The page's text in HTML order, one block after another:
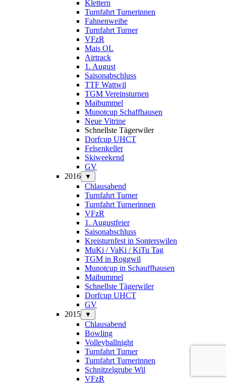
Klettern
Turnfahrt Turnerinnen
Fahnenweihe
Turnfahrt Turner
VFzR
Mais OL
Airtrack
1. August
Saisonabschluss
TTF Wattwil
TGM Vereinsturnen
Maibummel
Munotcup Schaffhausen
Neue Vitrine
Schnellste Tägerwiler
Dorfcup UHCT
Felsenkeller
Skiweekend
GV
2016
▼
Chlausabend
Turnfahrt Turner
Turnfahrt Turnerinnen
VFzR
1. Augustfeier
Saisonabschluss
Kreisturnfest in Sonterswilen
MuKi / VaKi / KiTu Tag
TGM in Roggwil
Munotcup in Schauffhausen
Maibummel
Schnellste Tägerwiler
Dorfcup UHCT
GV
2015
▼
Chlausabend
Bowling
Volleyballnight
Turnfahrt Turner
Turnfahrt Turnerinnen
Schnitzelgrube Wil
VFzR